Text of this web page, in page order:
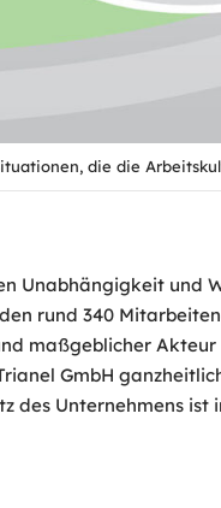
die die
Unabhängigkeit
rund 340
maßgeblicher
GmbH
des Unternehmens ist